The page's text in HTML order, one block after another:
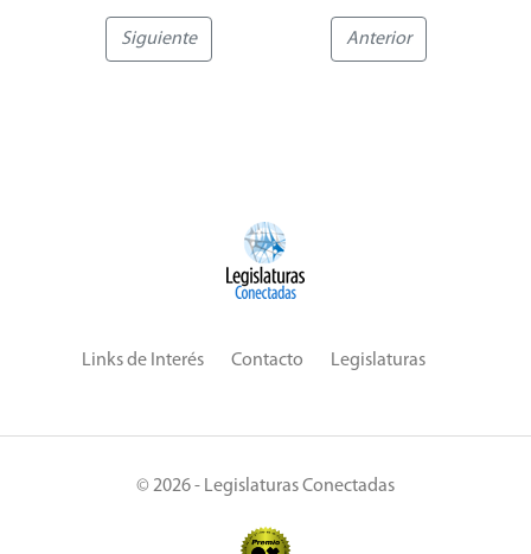
Siguiente Anterior
Links de Interés Contacto Legislaturas
© 2026 - Legislaturas Conectadas